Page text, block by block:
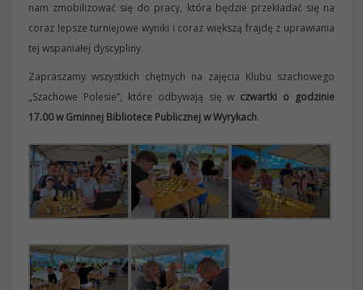
nam zmobilizować się do pracy, która będzie przekładać się na
coraz lepsze turniejowe wyniki i coraz większą frajdę z uprawiania
tej wspaniałej dyscypliny.
Zapraszamy wszystkich chętnych na zajęcia Klubu szachowego
„Szachowe Polesie”, które odbywają się w czwartki o godzinie
17.00 w Gminnej Bibliotece Publicznej w Wyrykach.